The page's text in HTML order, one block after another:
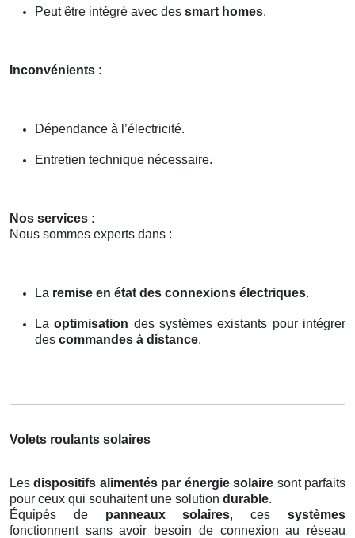
Peut être intégré avec des smart homes.
Inconvénients :
Dépendance à l’électricité.
Entretien technique nécessaire.
Nos services :
Nous sommes experts dans :
La remise en état des connexions électriques.
Laoptimisation des systèmes existants pour intégrer
des commandes à distance.
Volets roulants solaires
Lesdispositifs alimentés par énergie solaire sont parfaits
pour ceux qui souhaitent une solution durable.
Équipés de panneaux solaires, cessystèmes
fonctionnent sans avoir besoin de connexion au réseau